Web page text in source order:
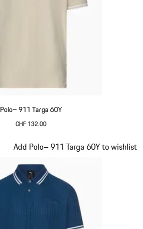
Polo– 911 Targa 60Y
CHF 132.00
Add Polo– 911 Targa 60Y to wishlist